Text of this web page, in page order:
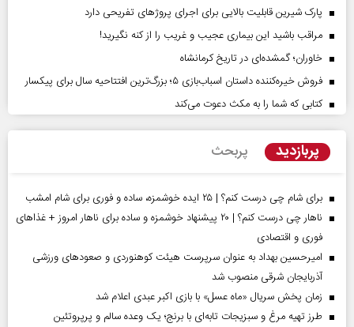
پارک شیرین قابلیت‌ بالایی برای اجرای پروژهای تفریحی دارد
مراقب باشید این بیماری عجیب و غریب را از کنه نگیرید!
خاوران؛ گمشده‌ای در تاریخ کرمانشاه
فروش خیره‌کننده داستان اسباب‌بازی ۵؛ بزرگ‌ترین افتتاحیه سال برای پیکسار
کتابی که شما را به مکث دعوت می‌کند
پربازدید پربحث
برای شام چی درست کنم؟ | ۲۵ ایده خوشمزه، ساده و فوری برای شام امشب
ناهار چی درست کنم؟ | ۲۰ پیشنهاد خوشمزه و ساده برای ناهار امروز + غذاهای
فوری و اقتصادی
امیرحسین بهداد به عنوان سرپرست هیئت کوهنوردی و صعودهای ورزشی
آذربایجان شرقی منصوب شد
زمان پخش سریال «ماه عسل» با بازی اکبر عبدی اعلام شد
طرز تهیه مرغ و سبزیجات تابه‌ای با برنج؛ یک وعده سالم و پرپروتئین